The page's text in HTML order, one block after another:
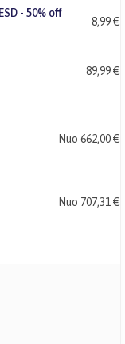
- 50% off
8,99 €
89,99 €
Nuo 662,00 €
Nuo 707,31 €